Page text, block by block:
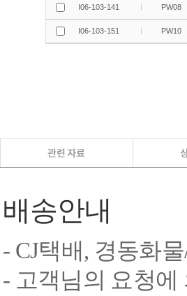
배송안내
- CJ택배, 경동화
- 고객님의 요청에